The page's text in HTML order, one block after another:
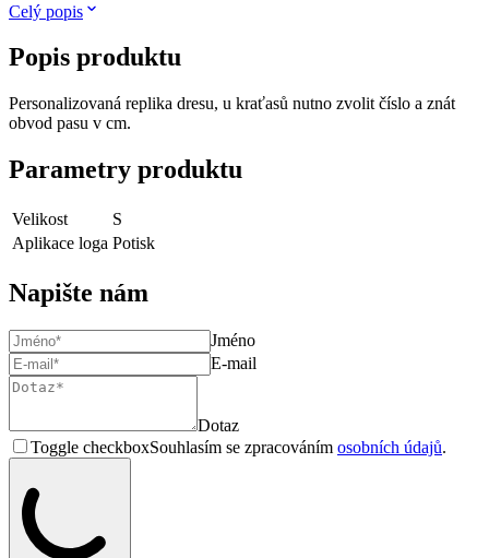
Celý popis
Popis produktu
Personalizovaná replika dresu, u kraťasů nutno zvolit číslo a znát
obvod pasu v cm.
Parametry produktu
Velikost
S
Aplikace loga Potisk
Napište nám
Jméno
E-mail
Dotaz
Toggle checkboxSouhlasím se zpracováním osobních údajů.